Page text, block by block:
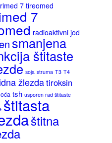
7 tireomed
7
radioaktivni jod
smanjena
štitaste
soja struma T3 T4
žlezdatiroksin
tsh usporen rad štitaste
štitasta
štitna